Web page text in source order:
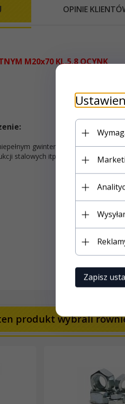
OPINIE
M20x70 KL.5,8 OCYNK
gwintem.
stalowych itp.
produkt wybrali
Zapisz